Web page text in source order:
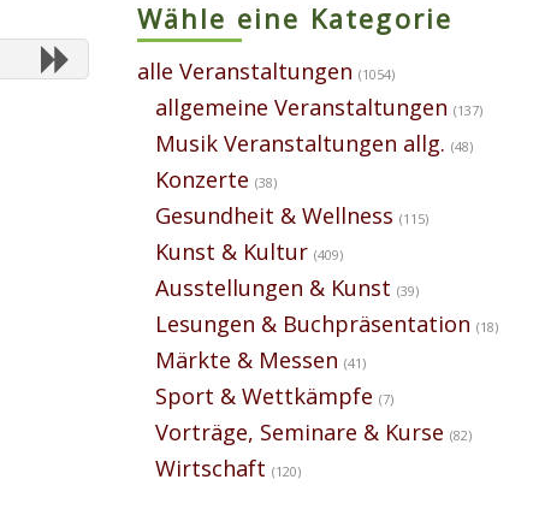
Wähle eine Kategorie
alle Veranstaltungen (1054)
allgemeine Veranstaltungen (137)
Musik Veranstaltungen allg. (48)
Konzerte (38)
Gesundheit & Wellness (115)
Kunst & Kultur (409)
Ausstellungen & Kunst (39)
Lesungen & Buchpräsentation (18)
Märkte & Messen (41)
Sport & Wettkämpfe (7)
Vorträge, Seminare & Kurse (82)
Wirtschaft (120)